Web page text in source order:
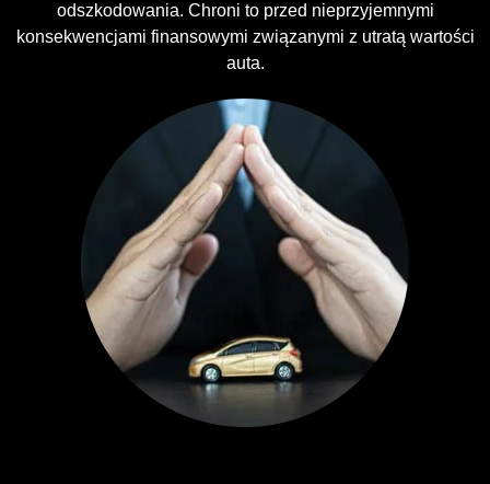
odszkodowania. Chroni to przed nieprzyjemnymi
konsekwencjami finansowymi związanymi z utratą wartości
auta.